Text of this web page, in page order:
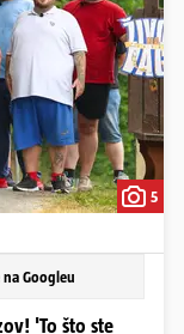
5
Googleu
'To što ste